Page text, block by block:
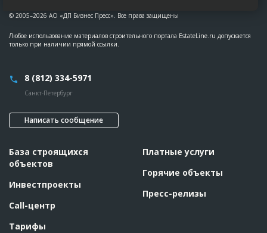
© 2005–2026 АО «ДП Бизнес Пресс». Все права защищены
Любое использование материалов строительного портала EstateLine.ru допускается
только при наличии прямой ссылки.
8 (812) 334-5971
Санкт-Петербург
Написать сообщение
База строящихся
объектов
Инвестпроекты
Call-центр
Тарифы
Платные услуги
Горячие объекты
Пресс-релизы